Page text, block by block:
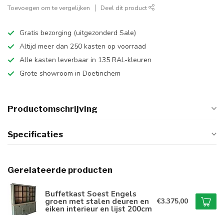
Toevoegen om te vergelijken Deel dit product
Gratis bezorging (uitgezonderd Sale)
Altijd meer dan 250 kasten op voorraad
Alle kasten leverbaar in 135 RAL-kleuren
Grote showroom in Doetinchem
Productomschrijving
Specificaties
Gerelateerde producten
Buffetkast Soest Engels
groen met stalen deuren en
eiken interieur en lijst 200cm
€3.375,00